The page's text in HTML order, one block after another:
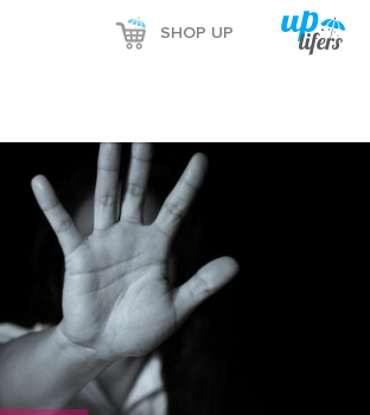
Reklamı Göster
Reklamı Gizle
SHOP UP